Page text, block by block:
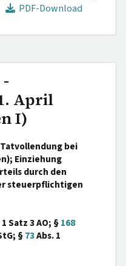
PDF-Download
April
I)
bei
Einziehung
durch den
steuerpflichtigen
Satz 3 AO; §168
§73Abs. 1